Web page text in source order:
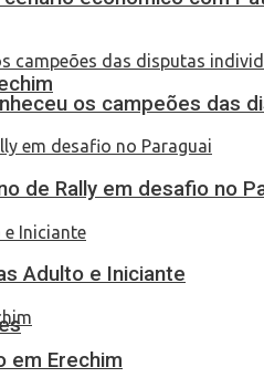
os campeões das
de Rally em desafio no
Adulto e Iniciante
em Erechim